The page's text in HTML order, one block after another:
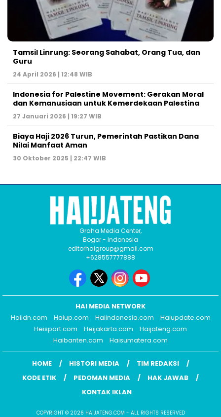
Tamsil Linrung: Seorang Sahabat, Orang Tua, dan
Guru
24 April 2026 | 12:48 WIB
Indonesia for Palestine Movement: Gerakan Moral
dan Kemanusiaan untuk Kemerdekaan Palestina
27 Januari 2026 | 19:27 WIB
Biaya Haji 2026 Turun, Pemerintah Pastikan Dana
Nilai Manfaat Aman
30 Oktober 2025 | 22:47 WIB
Graha Media Center,
Bogor - Indonesia
editorhaigroup@gmail.com
+628557777888
HAI MEDIA NETWORK
Haiidn.com
Haiup.com Haiindonesia.com
Haiupdate.com
Heisport.com
Heijakarta.com
Haijateng.com
Haibanten.com
Haisumatera.com
HOME HISTORI MEDIA
TIM REDAKSI
KODE ETIK
PEDOMAN MEDIA
HAK JAWAB
KONTAK IKLAN
COPYRIGHT © 2026 HAIJATENG.COM - ALL RIGHTS RESERVED